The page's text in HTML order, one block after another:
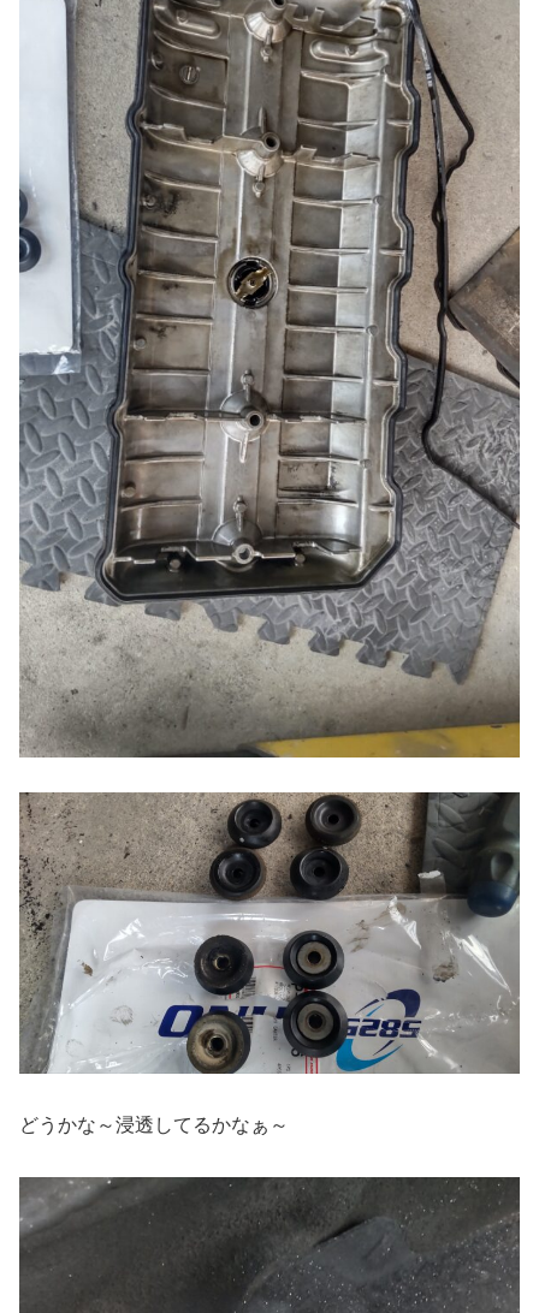
どうかな～浸透してるかなぁ～